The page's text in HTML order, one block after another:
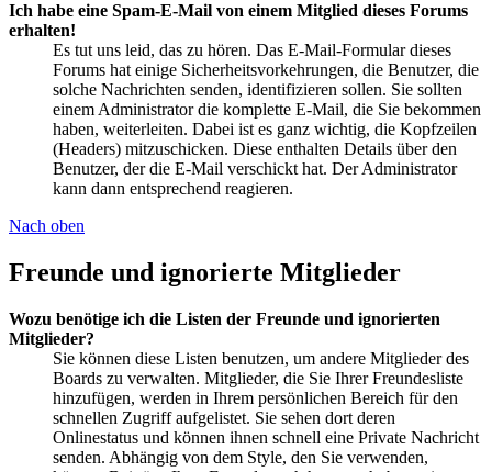
Ich habe eine Spam-E-Mail von einem Mitglied dieses Forums
erhalten!
Es tut uns leid, das zu hören. Das E-Mail-Formular dieses
Forums hat einige Sicherheitsvorkehrungen, die Benutzer, die
solche Nachrichten senden, identifizieren sollen. Sie sollten
einem Administrator die komplette E-Mail, die Sie bekommen
haben, weiterleiten. Dabei ist es ganz wichtig, die Kopfzeilen
(Headers) mitzuschicken. Diese enthalten Details über den
Benutzer, der die E-Mail verschickt hat. Der Administrator
kann dann entsprechend reagieren.
Nach oben
Freunde und ignorierte Mitglieder
Wozu benötige ich die Listen der Freunde und ignorierten
Mitglieder?
Sie können diese Listen benutzen, um andere Mitglieder des
Boards zu verwalten. Mitglieder, die Sie Ihrer Freundesliste
hinzufügen, werden in Ihrem persönlichen Bereich für den
schnellen Zugriff aufgelistet. Sie sehen dort deren
Onlinestatus und können ihnen schnell eine Private Nachricht
senden. Abhängig von dem Style, den Sie verwenden,